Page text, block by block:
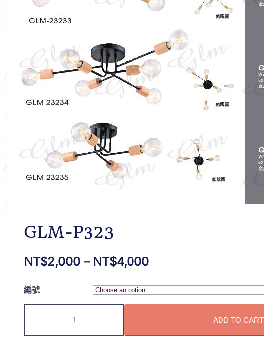
GLM-P323
NT$2,000 – NT$4,000
編號
ADD TO CART